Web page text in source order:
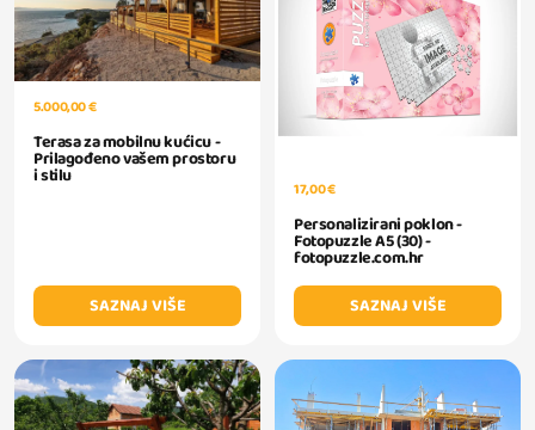
5.000,00 €
Terasa za mobilnu kućicu -
Prilagođeno vašem prostoru
i stilu
SAZNAJ VIŠE
17,00 €
Personalizirani poklon -
Fotopuzzle A5 (30) -
fotopuzzle.com.hr
SAZNAJ VIŠE